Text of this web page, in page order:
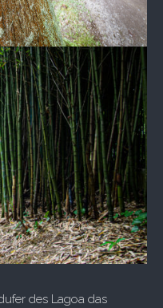
des Lagoa das